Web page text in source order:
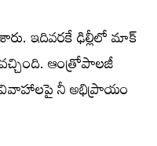
ఇదివరకే ఢిల్లీలో మాక్‌
ఆంత్రోపాలజీ
వివాహాలపై నీ అభిప్రాయం